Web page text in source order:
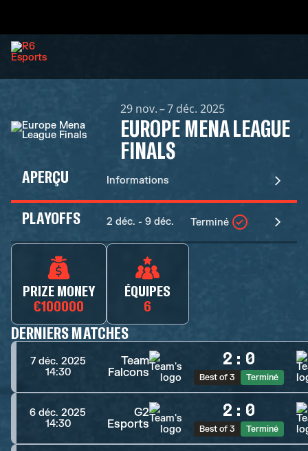
29 nov. – 7 déc. 2025
EUROPE MENA LEAGUE
FINALS
APERÇU Informations
PLAYOFFS 2 déc. - 9 déc. Terminé
PRIZE MONEY
€100000
ÉQUIPES
6
DERNIERS MATCHES
7 déc. 2025
14:30
Team
Falcons
2 : 0
Best of 3 Terminé
6 déc. 2025
14:30
G2
Esports
2 : 0
Best of 3 Terminé